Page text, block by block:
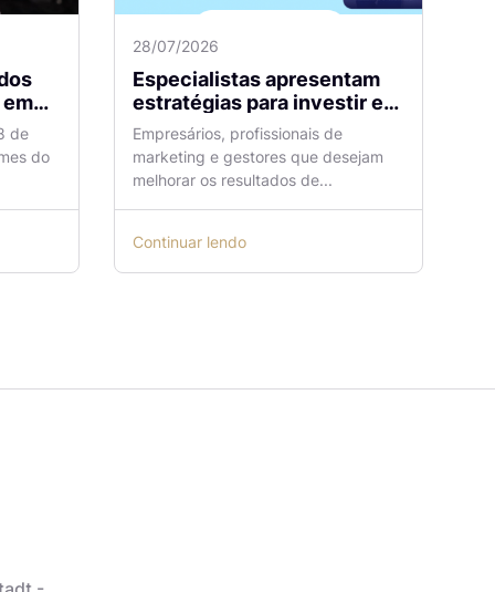
de
do
28/07/2026
Especialistas apresentam
estratégias para investir em
tráfego pago com mais
eficiência
Empresários, profissionais de
marketing e gestores que desejam
melhorar os resultados de...
Continuar lendo